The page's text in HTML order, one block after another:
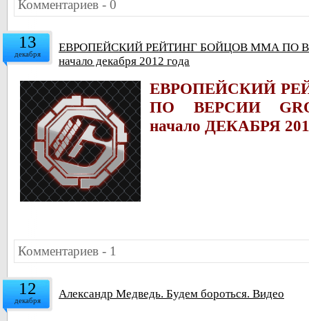
Комментариев - 0
13
декабря
ЕВРОПЕЙСКИЙ РЕЙТИНГ БОЙЦОВ ММА ПО
начало декабря 2012 года
ЕВРОПЕЙСКИЙ
ПО ВЕРСИИ
начало ДЕКАБРЯ
Комментариев - 1
12
декабря Александр Медведь. Будем бороться. Видео